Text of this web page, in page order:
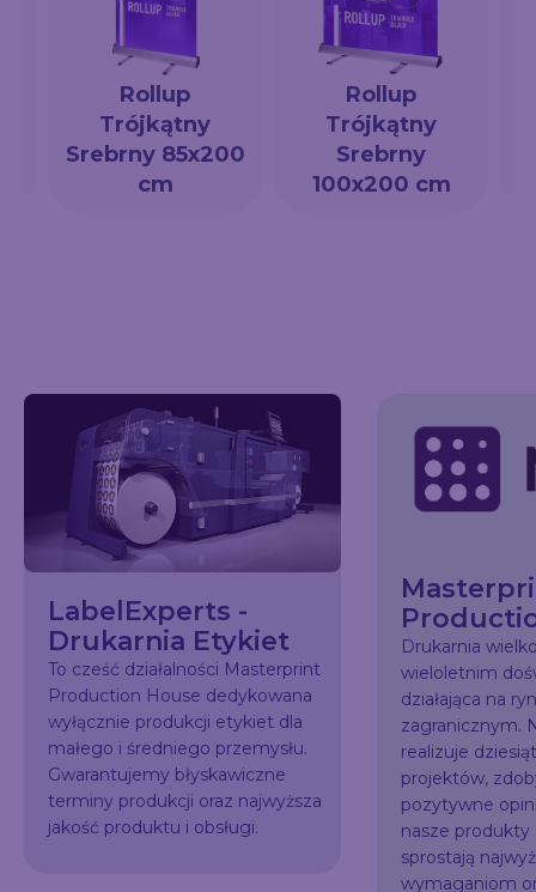
Rollup
Trójkątny
Srebrny 85x200
cm
Rollup
Trójkątny
Srebrny
100x200 cm
LabelExperts -
Drukarnia Etykiet
To cześć działalności Masterprint
Production House dedykowana
wyłącznie produkcji etykiet dla
małego i średniego przemysłu.
Gwarantujemy błyskawiczne
terminy produkcji oraz najwyższa
jakość produktu i obsługi.
Drukarnia
wieloletnim
działająca na
zagranicznym.
realizuje
projektów,
pozytywne
nasze
sprostają
wymaganiom